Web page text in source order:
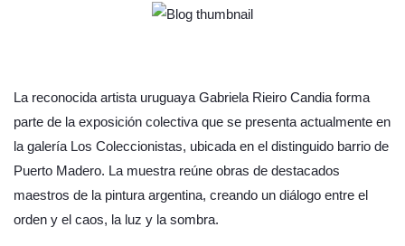
La reconocida artista uruguaya Gabriela Rieiro Candia forma
parte de la exposición colectiva que se presenta actualmente en
la galería Los Coleccionistas, ubicada en el distinguido barrio de
Puerto Madero. La muestra reúne obras de destacados
maestros de la pintura argentina, creando un diálogo entre el
orden y el caos, la luz y la sombra.